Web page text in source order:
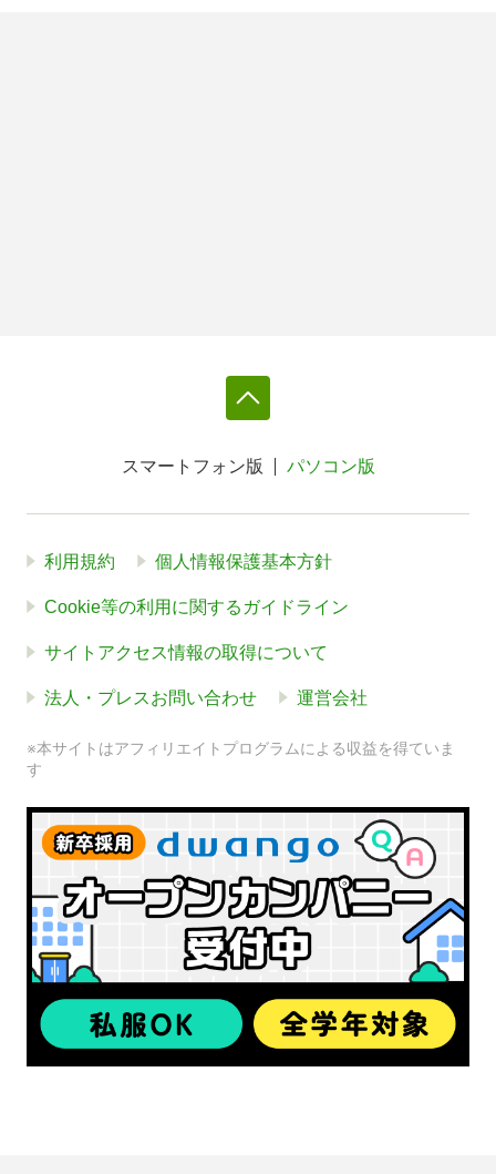
スマートフォン版 パソコン版
利用規約 個人情報保護基本方針
Cookie等の利用に関するガイドライン
サイトアクセス情報の取得について
法人・プレスお問い合わせ 運営会社
※本サイトはアフィリエイトプログラムによる収益を得ていま
す